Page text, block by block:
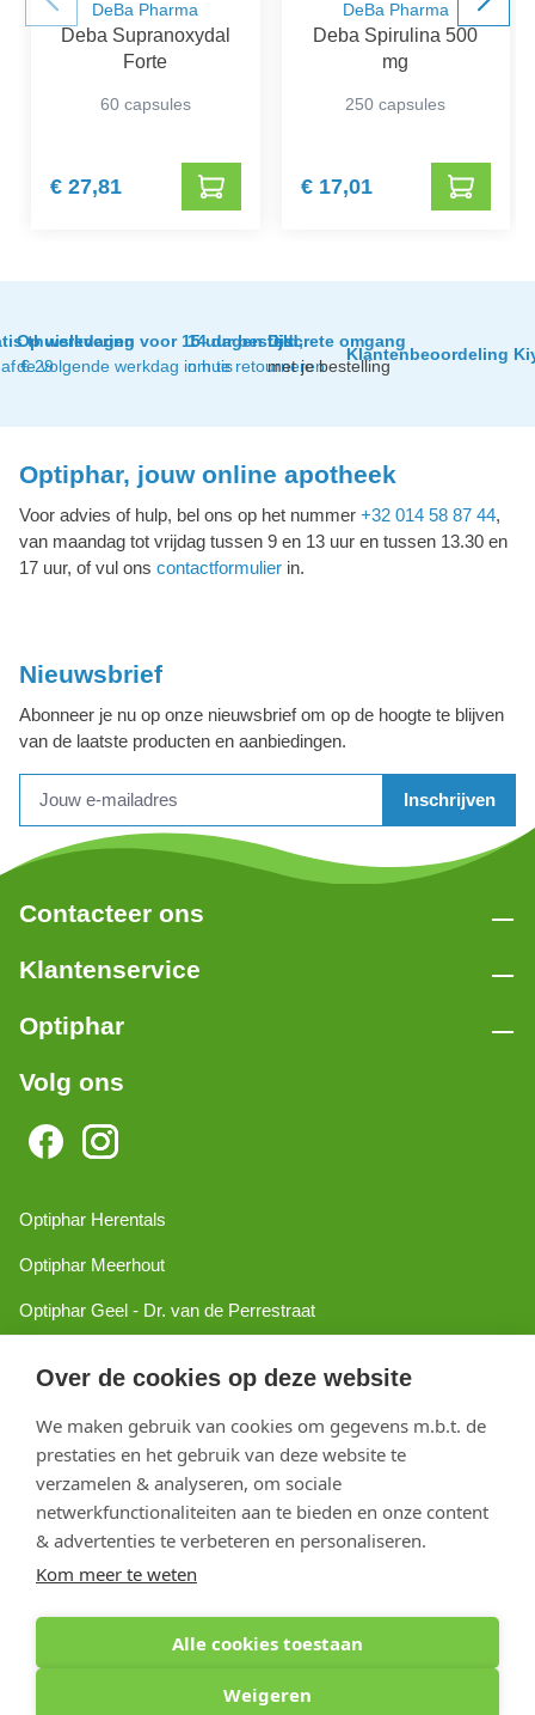
Over de cookies op deze website
We maken gebruik van cookies om gegevens m.b.t. de
prestaties en het gebruik van deze website te
verzamelen & analyseren, om sociale
netwerkfunctionaliteiten aan te bieden en onze content
& advertenties te verbeteren en personaliseren.
Kom meer te weten
Alle cookies toestaan
Weigeren
DeBa Pharma
Deba Supranoxydal
Forte
60 capsules
€ 27,81
DeBa Pharma
Deba Spirulina 500
mg
250 capsules
€ 17,01
thuislevering
€ 29
Op werkdagen voor 15 uur besteld,
de volgende werkdag in huis
14 dagen tijd
om te retourneren
Discrete omgang
met je bestelling
Klantenbeoordeling
Optiphar, jouw online apotheek
Voor advies of hulp, bel ons op het nummer +32 014 58 87 44,
van maandag tot vrijdag tussen 9 en 13 uur en tussen 13.30 en
17 uur, of vul ons contactformulier in.
Nieuwsbrief
Abonneer je nu op onze nieuwsbrief om op de hoogte te blijven
van de laatste producten en aanbiedingen.
Inschrijven
Contacteer ons
Klantenservice
Optiphar
Volg ons
Optiphar Herentals
Optiphar Meerhout
Optiphar Geel - Dr. van de Perrestraat
Optiphar Mol
Copyright 2026 optiphar.com. Alle rechten voorbehouden